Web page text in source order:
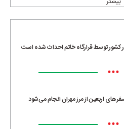
•••
اربعین از مرز مهران انجام می‌شود
•••